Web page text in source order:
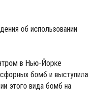
об использовании
в Нью-Йорке
бомб и выступила
этого вида бомб на